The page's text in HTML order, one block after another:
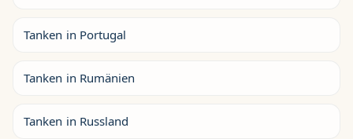
Tanken in Portugal
Tanken in Rumänien
Tanken in Russland